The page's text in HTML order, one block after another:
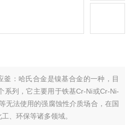
釜：哈氏合金是镍基合金的一种，目
系列，它主要用于铁基Cr-Ni或Cr-Ni-
无法使用的强腐蚀性介质场合，在国
、环保等诸多领域。